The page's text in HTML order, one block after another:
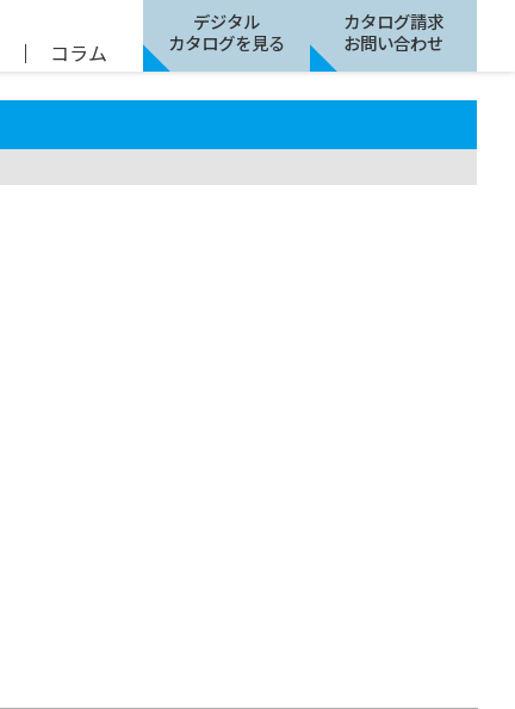
｜ コラム
デジタル
カタログを見る
カタログ請求
お問い合わせ